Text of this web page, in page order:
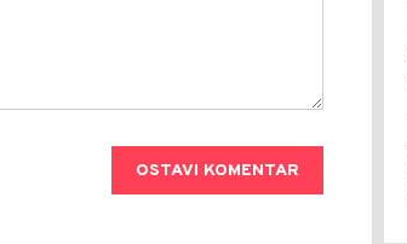
OSTAVI KOMENTAR